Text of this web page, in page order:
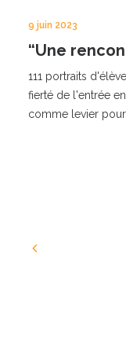
9 juin 2023
“Une
111 portraits
fierté de l'entrée
comme levier pour